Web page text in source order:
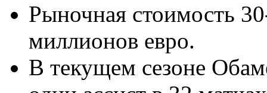
Рыночная стоимость
миллионов евро.
В текущем сезоне